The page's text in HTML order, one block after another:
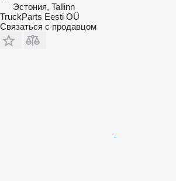
Эстония, Tallinn
TruckParts Eesti OÜ
Связаться с продавцом